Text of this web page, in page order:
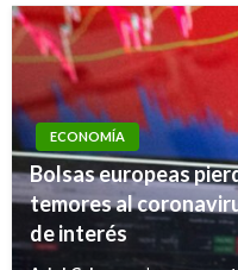
ECONOMÍA
Bolsas europeas
temores al
de interés